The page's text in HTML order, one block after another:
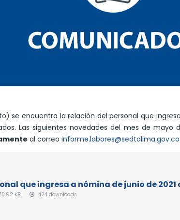
se encuentra la relación del personal que
Las siguientes novedades del mes de mayo
al correo informe.labores@sedtolima.gov.co
que ingresa a nómina de junio de 2021
KB 424 downloads